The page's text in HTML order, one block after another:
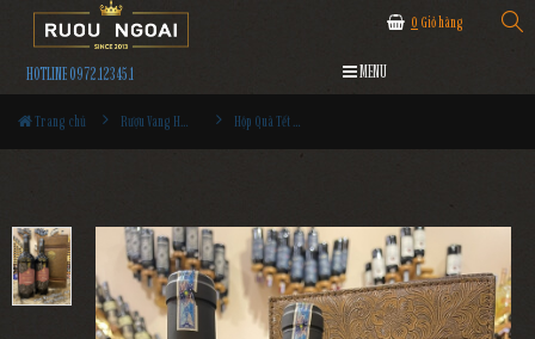
0 Giỏ hàng
HOTLINE 0972.12345.1 MENU
Trang chủ Rượu Vang Hộp Quà Hộp Quà Tết Rượu Vang Mohair Vernice Sciascinoso